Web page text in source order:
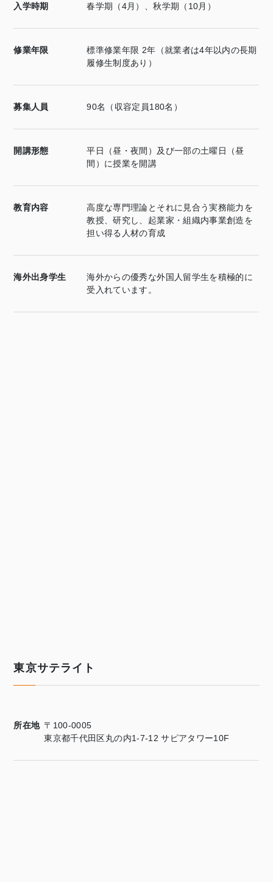
入学時期 春学期（4月）、秋学期（10月）
修業年限
標準修業年限 2年（就業者は4年以内の長期
履修生制度あり）
募集人員 90名（収容定員180名）
開講形態
平日（昼・夜間）及び一部の土曜日（昼
間）に授業を開講
教育内容
高度な専門理論とそれに見合う実務能力を
教授、研究し、起業家・組織内事業創造を
担い得る人材の育成
海外出身学生
海外からの優秀な外国人留学生を積極的に
受入れています。
東京サテライト
所在地 〒100-0005
東京都千代田区丸の内1-7-12 サピアタワー10F